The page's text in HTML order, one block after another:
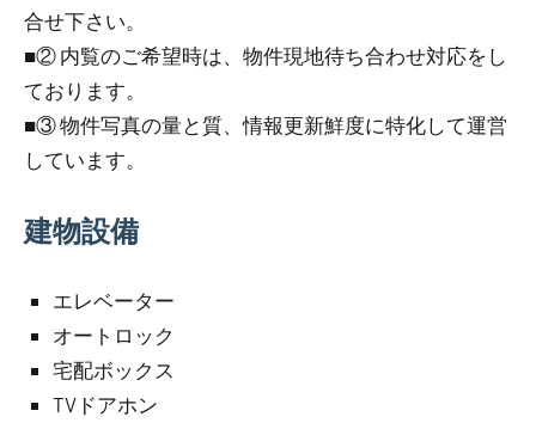
合せ下さい。
■② 内覧のご希望時は、物件現地待ち合わせ対応をし
ております。
■③ 物件写真の量と質、情報更新鮮度に特化して運営
しています。
建物設備
エレベーター
オートロック
宅配ボックス
TVドアホン